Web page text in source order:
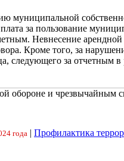
муниципальной
за пользование
Невнесение
Кроме того, за
следующего за отчетным
обороне и чрезвычайным
года | Профилактика